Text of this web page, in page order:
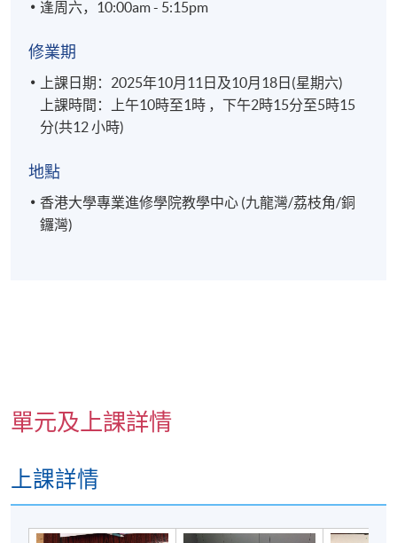
逢周六，10:00am - 5:15pm
修業期
上課日期：2025年10月11日及10月18日(星期六)
上課時間：上午10時至1時 ，下午2時15分至5時15
分(共12 小時)
地點
香港大學專業進修學院教學中心 (九龍灣/荔枝角/銅
鑼灣)
單元及上課詳情
上課詳情